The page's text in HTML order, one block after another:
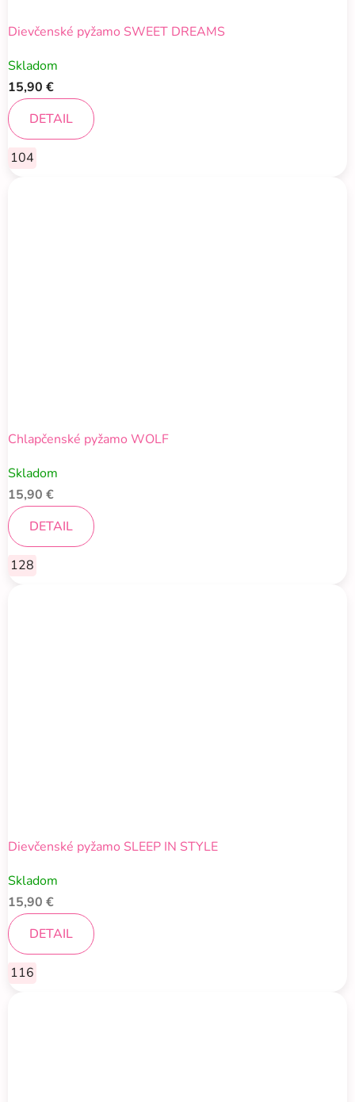
Dievčenské pyžamo SWEET DREAMS
Skladom
15,90 €
DETAIL
104
Chlapčenské pyžamo WOLF
Skladom
15,90 €
DETAIL
128
Dievčenské pyžamo SLEEP IN STYLE
Skladom
15,90 €
DETAIL
116